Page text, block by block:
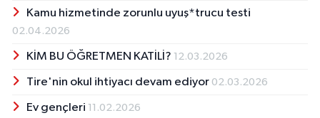
Kamu hizmetinde zorunlu uyuş*trucu testi
02.04.2026
KİM BU ÖĞRETMEN KATİLİ? 12.03.2026
Tire'nin okul ihtiyacı devam ediyor 02.03.2026
Ev gençleri 11.02.2026